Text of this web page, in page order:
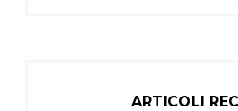
ARTICOLI